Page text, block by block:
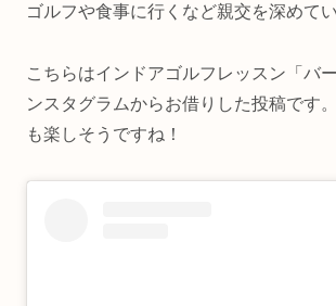
ゴルフや食事に行くなど親交を深めて
こちらはインドアゴルフレッスン「バ
ンスタグラムからお借りした投稿です
も楽しそうですね！